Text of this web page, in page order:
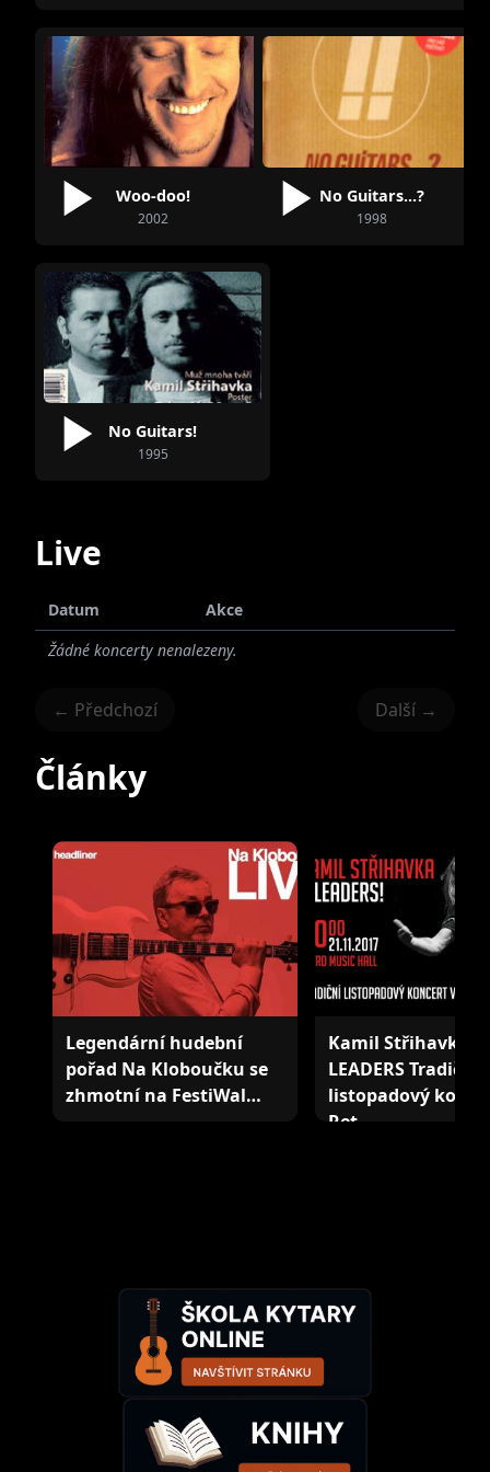
Woo-doo!
2002
No Guitars...?
1998
No Guitars!
1995
Live
Datum
Akce
Žádné koncerty nenalezeny.
← Předchozí Další →
Články
Legendární hudební
pořad Na Kloboučku se
zhmotní na FestiWal…
Kamil Střihavka &
LEADERS Tradiční
listopadový
Ret…